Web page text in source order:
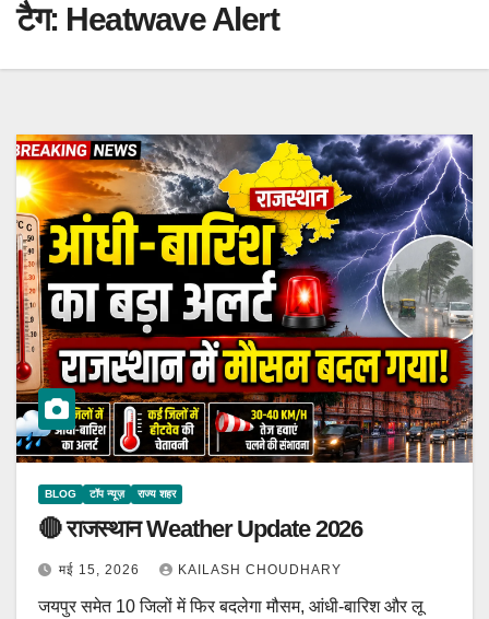
टैग: Heatwave Alert
BLOG टॉप न्यूज़ राज्य शहर
🔴 राजस्थान Weather Update 2026
मई 15, 2026 KAILASH CHOUDHARY
जयपुर समेत 10 जिलों में फिर बदलेगा मौसम, आंधी-बारिश और लू